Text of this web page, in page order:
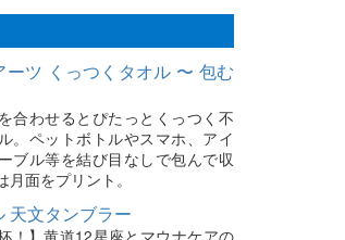
ーツ くっつくタオル 〜 包む
合わせるとぴたっとくっつく不
。ペットボトルやスマホ、アイ
ブル等を結び目なしで包んで収
面をプリント。
天文タンブラー
！】黄道12星座とマウナケアの